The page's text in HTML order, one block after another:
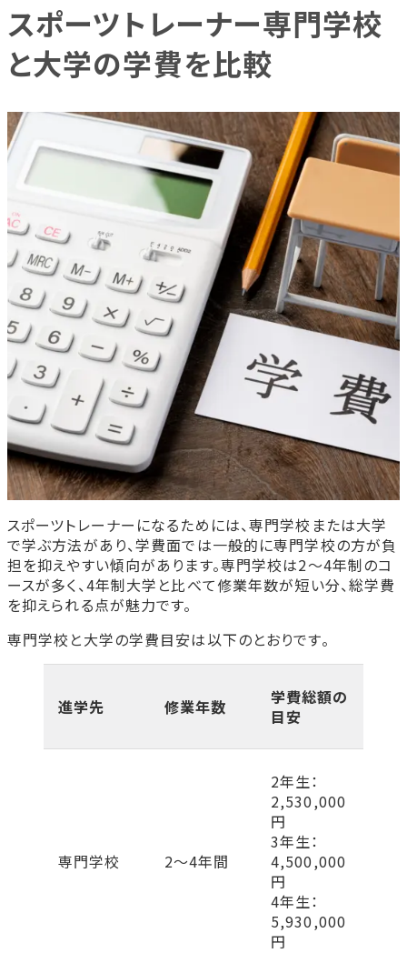
スポーツトレーナー専門学校と大学の学費を比較
スポーツトレーナー専門学校の学費内訳を紹介
学費の内訳一覧
専門学校の各費用の詳細について
入学金
授業料
教育充実費
施設･設備維持費
専門学校で学費以外にかかる費用
教科書代
実習費
資格試験受験料
通学費
一人暮らしの費用
スポーツトレーナー専門学校の学費を抑える方法
奨学金制度を活用する
教育訓練給付金制度を利用する
特待生制度や学費免除制度を利用する
働きながら学ぶ
スポーツトレーナー専門学校の学費に関するよくある質
スポーツトレーナー専門学校の学費は毎年
同じですか？
奨学金制度は誰でも利用できますか？
まとめ
大阪医専でスポーツトレーナーを目指しませんか？
スポーツトレーナー学科
スポーツトレーナー専門学校
と大学の学費を比較
スポーツトレーナーになるためには、専門学校または大学
で学ぶ方法があり、学費面では一般的に専門学校の方が負
担を抑えやすい傾向があります。専門学校は2～4年制のコ
ースが多く、4年制大学と比べて修業年数が短い分、総学費
を抑えられる点が魅力です。
専門学校と大学の学費目安は以下のとおりです。
進学先 修業年数
学費総額の
目安
専門学校 2～4年間
2年生：
2,530,000
円
3年生：
4,500,000
円
4年生：
5,930,000
円